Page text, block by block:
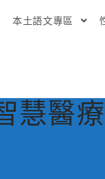
本土語文專區
慧醫